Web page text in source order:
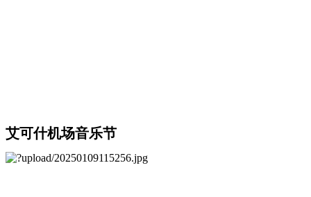
艾可什机场音乐节